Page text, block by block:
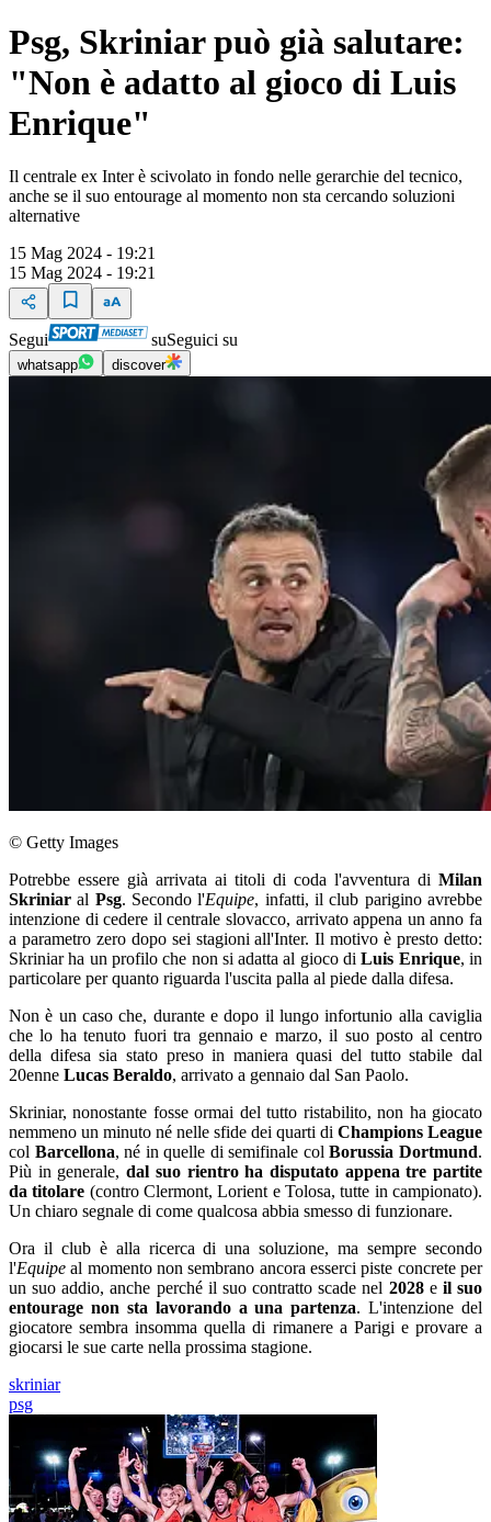
Psg, Skriniar può già salutare:
"Non è adatto al gioco di Luis
Enrique"
Il centrale ex Inter è scivolato in fondo nelle gerarchie del tecnico,
anche se il suo entourage al momento non sta cercando soluzioni
alternative
15 Mag 2024 - 19:21
15 Mag 2024 - 19:21
Segui suSeguici su
whatsapp discover
© Getty Images
Potrebbe essere già arrivata ai titoli di coda l'avventura di Milan
Skriniar al Psg. Secondo l'Equipe, infatti, il club parigino avrebbe
intenzione di cedere il centrale slovacco, arrivato appena un anno fa
a parametro zero dopo sei stagioni all'Inter. Il motivo è presto detto:
Skriniar ha un profilo che non si adatta al gioco diLuis Enrique, in
particolare per quanto riguarda l'uscita palla al piede dalla difesa.
Non è un caso che, durante e dopo il lungo infortunio alla caviglia
che lo ha tenuto fuori tra gennaio e marzo, il suo posto al centro
della difesa sia stato preso in maniera quasi del tutto stabile dal
20enne Lucas Beraldo, arrivato a gennaio dal San Paolo.
Skriniar, nonostante fosse ormai del tutto ristabilito, non ha giocato
nemmeno un minuto né nelle sfide dei quarti di Champions League
col Barcellona, né in quelle di semifinale colBorussia Dortmund.
Più in generale,dal suo rientro ha disputato appena tre partite
da titolare (contro Clermont, Lorient e Tolosa, tutte in campionato).
Un chiaro segnale di come qualcosa abbia smesso di funzionare.
Ora il club è alla ricerca di una soluzione, ma sempre secondo
l'Equipe al momento non sembrano ancora esserci piste concrete per
un suo addio, anche perché il suo contratto scade nel 2028e il suo
entourage non sta lavorando a una partenza. L'intenzione del
giocatore sembra insomma quella di rimanere a Parigi e provare a
giocarsi le sue carte nella prossima stagione.
skriniar
psg